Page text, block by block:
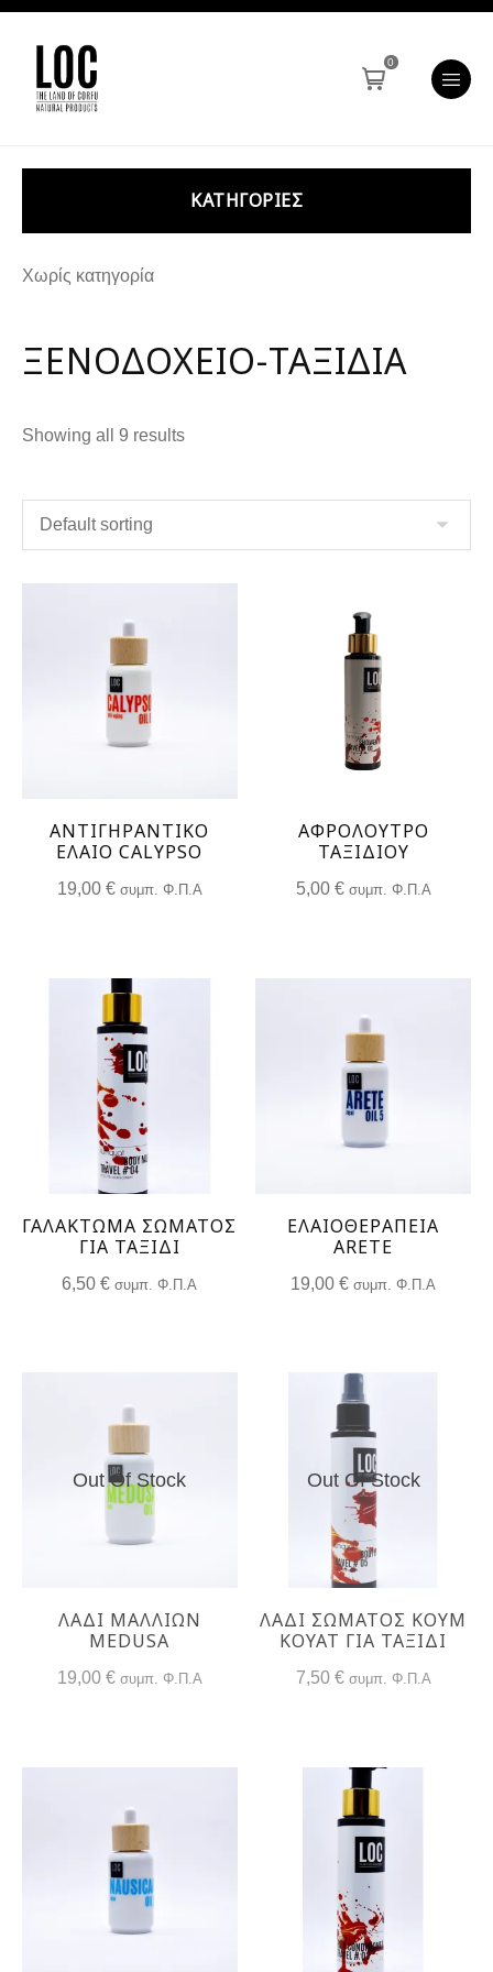
0
KΑΤΗΓΟΡΊΕΣ
Χωρίς κατηγορία
ΞΕΝΟΔΟΧΕΊΟ-ΤΑΞΊΔΙΑ
Showing all 9 results
ΑΝΤΙΓΗΡΑΝΤΙΚΌ
ΈΛΑΙΟ CALYPSO
19,00 € συμπ. Φ.Π.Α
ΑΦΡΟΛΟΥΤΡΟ
ΤΑΞΙΔΙΟΥ
5,00 € συμπ. Φ.Π.Α
ΓΑΛΆΚΤΩΜΑ ΣΏΜΑΤΟΣ
ΓΙΑ ΤΑΞΊΔΙ
6,50€ συμπ. Φ.Π.Α
ΕΛΑΙΟΘΕΡΑΠΕΊΑ
ARETE
19,00€ συμπ. Φ.Π.Α
Out Of Stock
ΛΆΔΙ ΜΑΛΛΙΏΝ
MEDUSA
19,00 € συμπ. Φ.Π.Α
Out Of Stock
ΛΆΔΙ ΣΏΜΑΤΟΣ ΚΟΥΜ
ΚΟΥΆΤ ΓΙΑ ΤΑΞΊΔΙ
7,50 € συμπ. Φ.Π.Α